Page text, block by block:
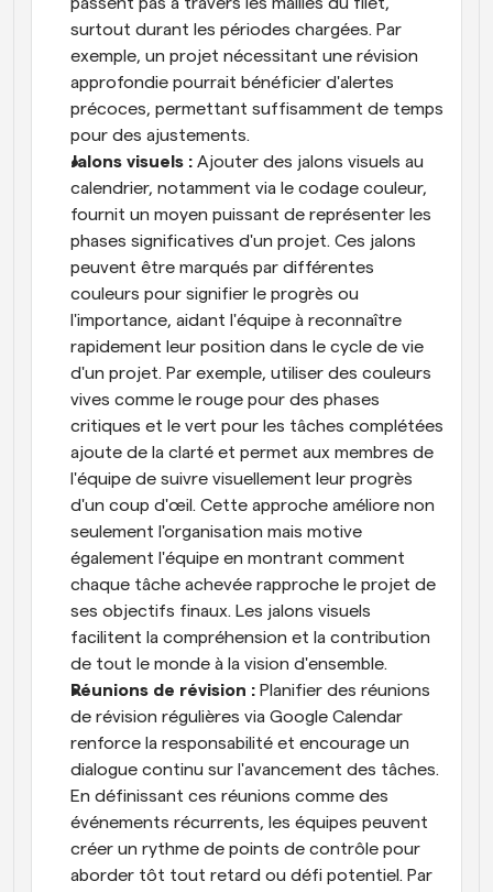
surtout durant les périodes chargées. Par
exemple, un projet nécessitant une révision
approfondie pourrait bénéficier d'alertes
précoces, permettant suffisamment de temps
pour des ajustements.
Jalons visuels : Ajouter des jalons visuels au
calendrier, notamment via le codage couleur,
fournit un moyen puissant de représenter les
phases significatives d'un projet. Ces jalons
peuvent être marqués par différentes
couleurs pour signifier le progrès ou
l'importance, aidant l'équipe à reconnaître
rapidement leur position dans le cycle de vie
d'un projet. Par exemple, utiliser des couleurs
vives comme le rouge pour des phases
critiques et le vert pour les tâches complétées
ajoute de la clarté et permet aux membres de
l'équipe de suivre visuellement leur progrès
d'un coup d'œil. Cette approche améliore non
seulement l'organisation mais motive
également l'équipe en montrant comment
chaque tâche achevée rapproche le projet de
ses objectifs finaux. Les jalons visuels
facilitent la compréhension et la contribution
de tout le monde à la vision d'ensemble.
Réunions de révision : Planifier des réunions
de révision régulières via Google Calendar
renforce la responsabilité et encourage un
dialogue continu sur l'avancement des tâches.
En définissant ces réunions comme des
événements récurrents, les équipes peuvent
créer un rythme de points de contrôle pour
aborder tôt tout retard ou défi potentiel. Par